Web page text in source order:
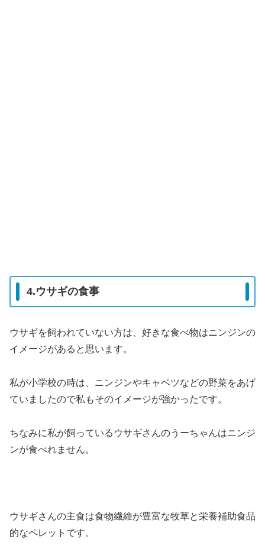
4.ウサギの食事
ウサギを飼われていない方は、好きな食べ物はニンジンの
イメージがあると思います。
私が小学校の時は、ニンジンやキャベツなどの野菜をあげ
ていましたので私もそのイメージが強かったです。
ちなみに私が飼っているウサギさんのうーちゃんはニンジ
ンが食べれません。
ウサギさんの主食は食物繊維が豊富な牧草と栄養補助食品
的なペレットです。